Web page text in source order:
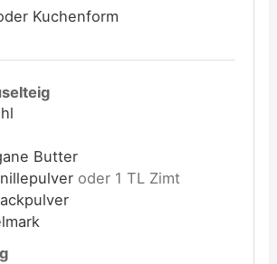
Kuchenform
Butter
oder 1 TL Zimt